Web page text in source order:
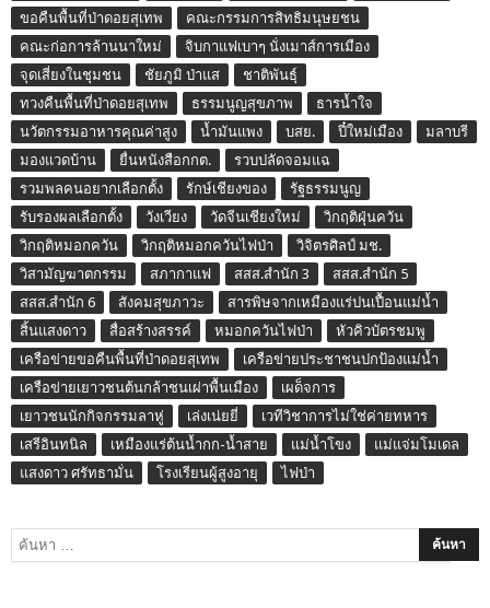
ขอคืนพื้นที่ป่าดอยสุเทพ
คณะกรรมการสิทธิมนุษยชน
คณะก่อการล้านนาใหม่
จิบกาแฟเบาๆ นั่งเมาส์การเมือง
จุดเสี่ยงในชุมชน
ชัยภูมิ ป่าแส
ชาติพันธุ์
ทวงคืนพื้นที่ป่าดอยสุเทพ
ธรรมนูญสุขภาพ
ธารน้ำใจ
นวัตกรรมอาหารคุณค่าสูง
น้ำมันแพง บสย. ปี๋ใหม่เมือง
มลาบรี
มองแวดบ้าน
ยื่นหนังสือกกต.
รวบปลัดจอมแฉ
รวมพลคนอยากเลือกตั้ง
รักษ์เชียงของ
รัฐธรรมนูญ
รับรองผลเลือกตั้ง
วังเวียง วัดจีนเชียงใหม่
วิกฤติฝุ่นควัน
วิกฤติหมอกควัน
วิกฤติหมอกควันไฟป่า
วิจิตรศิลป์ มช.
วิสามัญฆาตกรรม
สภากาแฟ สสส.สำนัก 3
สสส.สำนัก 5
สสส.สำนัก 6
สังคมสุขภาวะ
สารพิษจากเหมืองแร่ปนเปื้อนแม่น้ำ
สิ้นแสงดาว
สื่อสร้างสรรค์ หมอกควันไฟป่า
หัวคิวบัตรชมพู
เครือข่ายขอคืนพื้นที่ป่าดอยสุเทพ
เครือข่ายประชาชนปกป้องแม่น้ำ
เครือข่ายเยาวชนต้นกล้าชนเผ่าพื้นเมือง
เผด็จการ
เยาวชนนักกิจกรรมลาหู่
เล่งเน่ยยี่
เวทีวิชาการไม่ใช่ค่ายทหาร
เสรีอินทนิล
เหมืองแร่ต้นน้ำกก-น้ำสาย แม่น้ำโขง
แม่แจ่มโมเดล
แสงดาว ศรัทธามั่น
โรงเรียนผู้สูงอายุ ไฟป่า